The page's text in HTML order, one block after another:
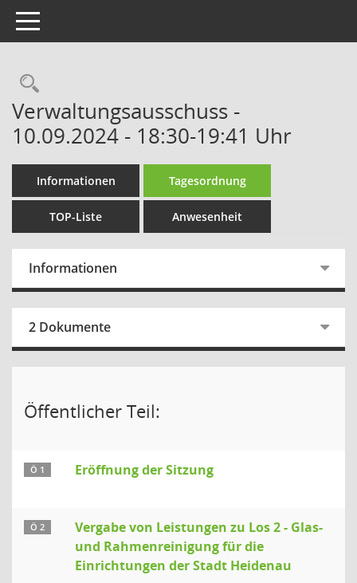
Toggle navigation
Rechercheauswahl
Verwaltungsausschuss -
10.09.2024 - 18:30-19:41 Uhr
Informationen Tagesordnung
TOP-Liste Anwesenheit
Informationen
2 Dokumente
Öffentlicher Teil:
Ö 1 Eröffnung der Sitzung
Ö 2
Vergabe von Leistungen zu Los 2 - Glas-
und Rahmenreinigung für die
Einrichtungen der Stadt Heidenau